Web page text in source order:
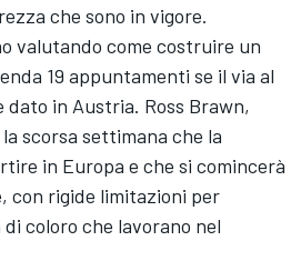
che sono in vigore.
valutando come costruire un
19 appuntamenti se il via al
dato in Austria. Ross Brawn,
la scorsa settimana che la
in Europa e che si comincerà
con rigide limitazioni per
coloro che lavorano nel